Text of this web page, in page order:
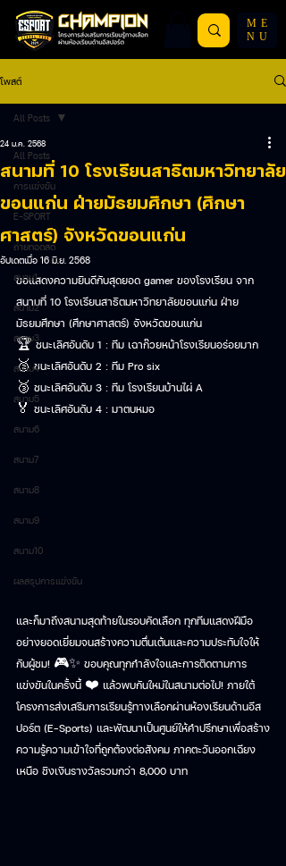
ME
NU
โพสต์
All Posts
การแข่งขัน
E-SPORT
ถ่ายทอดสด
สนาม1
สนาม2
สนาม3
สนาม4
สนาม5
สนาม6
สนาม7
สนาม8
สนาม9
สนาม10
ผลสรุปการแข่งขัน
All Posts
สนามที่ 10 โรงเรียนสาธิตมหาวิทยาลัย
ขอนแก่น ฝ่ายมัธยมศึกษา (ศึกษา
ศาสตร์) จังหวัดขอนแก่น
24 ม.ค. 2568
อัปเดตเมื่อ 16 มิ.ย. 2568
ขอแสดงความยินดีกับสุดยอด gamer ของโรงเรียน จาก
สนามที่ 10 โรงเรียนสาธิตมหาวิทยาลัยขอนแก่น ฝ่าย
มัธยมศึกษา (ศึกษาศาสตร์) จังหวัดขอนแก่น
🏆 ชนะเลิศอันดับ 1 : ทีม เฉาก๊วยหน้าโรงเรียนอร่อยมาก
🥈 ชนะเลิศอันดับ 2 : ทีม Pro six
🥉 ชนะเลิศอันดับ 3 : ทีม โรงเรียนบ้านไผ่ A
🏅 ชนะเลิศอันดับ 4 : มาตบหมอ
และก็มาถึงสนามสุดท้ายในรอบคัดเลือก ทุกทีมแสดงฝีมือ
อย่างยอดเยี่ยมจนสร้างความตื่นเต้นและความประทับใจให้
กับผู้ชม! 🎮✨ ขอบคุณทุกกำลังใจและการติดตามการ
แข่งขันในครั้งนี้ ❤️ แล้วพบกันใหม่ในสนามต่อไป! ภายใต้
โครงการส่งเสริมการเรียนรู้ทางเลือกผ่านห้องเรียนด้านอีส
ปอร์ต (E-Sports) และพัฒนาเป็นศูนย์ให้คำปรึกษาเพื่อสร้าง
ความรู้ความเข้าใจที่ถูกต้องต่อสังคม ภาคตะวันออกเฉียง
เหนือ ชิงเงินรางวัลรวมกว่า 8,000 บาท